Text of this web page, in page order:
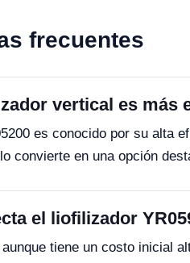
frecuentes
vertical es más
es conocido por su alta
convierte en una opción
el liofilizador
tiene un costo inicial